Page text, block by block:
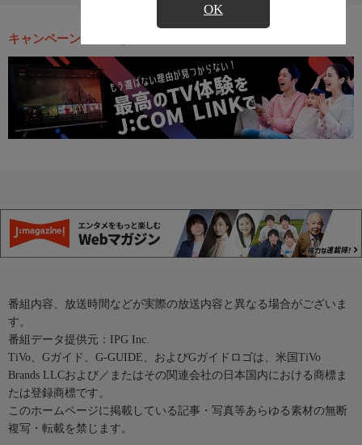
OK
キャンペーン・お得な情報
番組内容、放送時間などが実際の放送内容と異なる場合がございま
す。
番組データ提供元：IPG Inc.
TiVo、Gガイド、G-GUIDE、およびGガイドロゴは、米国TiVo
Brands LLCおよび／またはその関連会社の日本国内における商標ま
たは登録商標です。
このホームページに掲載している記事・写真等あらゆる素材の無断
複写・転載を禁じます。